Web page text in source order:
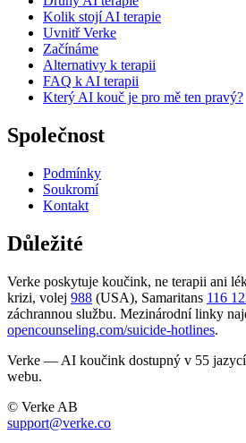
Kolik stojí AI terapie
Uvnitř Verke
Začínáme
Alternativy k terapii
FAQ k AI terapii
Který AI kouč je pro mě ten pravý?
Společnost
Podmínky
Soukromí
Kontakt
Důležité
Verke poskytuje koučink, ne terapii ani
krizi, volej 988 (USA), Samaritans 116
záchrannou službu. Mezinárodní linky
opencounseling.com/suicide-hotlines.
Verke — AI koučink dostupný v 55
webu.
© Verke AB
support@verke.co